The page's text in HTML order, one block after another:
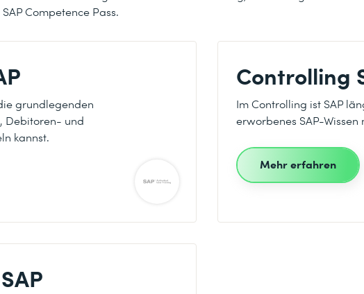
Competence Pass.
grundlegenden
Debitoren- und
kannst.
Controlling
Im Controlling ist SAP
erworbenes SAP-
Mehr erfahren